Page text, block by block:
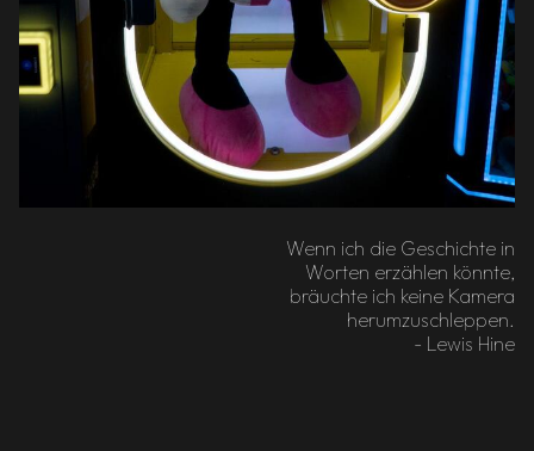
Wenn ich die Geschichte in
Worten erzählen könnte,
bräuchte ich keine Kamera
herumzuschleppen.
- Lewis Hine